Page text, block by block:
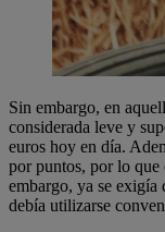
Sin embargo, en
considerada leve y
euros hoy en día.
por puntos, por lo
embargo, ya se exigía
debía utilizarse